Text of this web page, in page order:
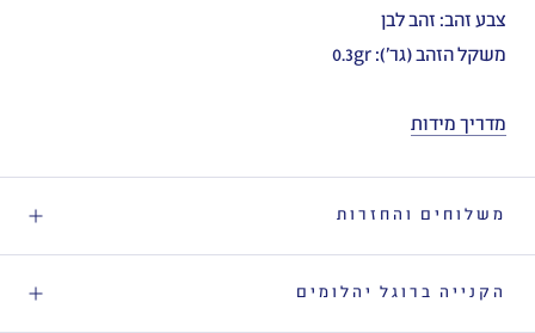
צבע זהב: זהב לבן
משקל הזהב (גר'): 0.3gr
מדריך מידות
משלוחים והחזרות
הקנייה ברוגל יהלומים